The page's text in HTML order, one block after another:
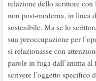
relazione dello scrittore
non post-moderna, in linea
sostenibile. Ma se lo
sua preoccupazione per
si relazionasse con
parole in fuga dall’anima
scrivere l’oggetto specifico